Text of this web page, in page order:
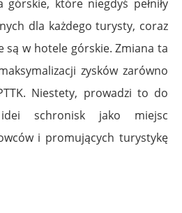
górskie, które niegdyś pełniły
dla każdego turysty, coraz
są w hotele górskie. Zmiana ta
zysków zarówno
Niestety, prowadzi to do
schronisk jako miejsc
i promujących turystykę